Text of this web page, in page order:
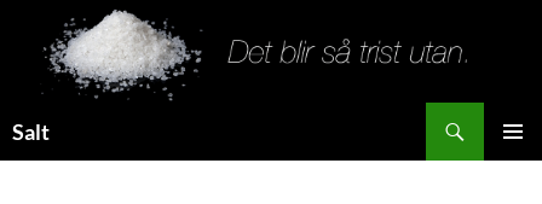
Salt